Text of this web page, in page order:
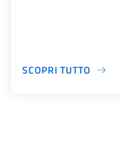
SCOPRI TUTTO